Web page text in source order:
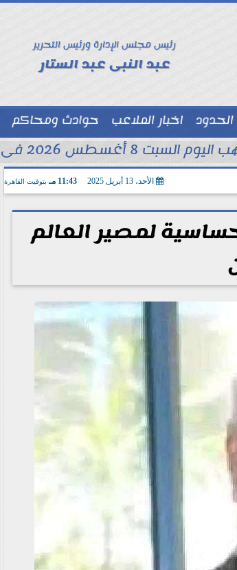
رئيس مجلس الإدارة ورئيس التحرير
عبد النبى عبد الستار
اخبار الملاعب حوادث ومحاكم
توك شو
8 أغسطس 2026 فى محلات الصاغة
الأحد، 13 أبريل 2025 11:43 مـ بتوقيت القاهرة
لمصير العالم